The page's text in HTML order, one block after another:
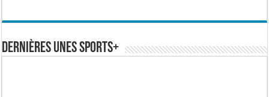
Dernières Unes Sports+